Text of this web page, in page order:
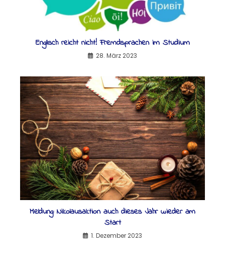
Englisch reicht nicht! Fremdsprachen im Studium
28. März 2023
Meldung: Nikolausaktion auch dieses Jahr wieder am
Start
1. Dezember 2023